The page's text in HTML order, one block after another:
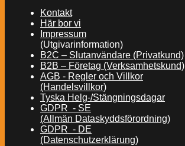
Kontakt
Här bor vi
Impressum
(Utgivarinformation)
B2C – Slutanvändare (Privatkund)
B2B – Företag (Verksamhetskund)
AGB - Regler och Villkor
(Handelsvillkor)
Tyska Helg-/Stängningsdagar
GDPR - SE
(Allmän Dataskyddsförordning)
GDPR - DE
(Datenschutzerklärung)